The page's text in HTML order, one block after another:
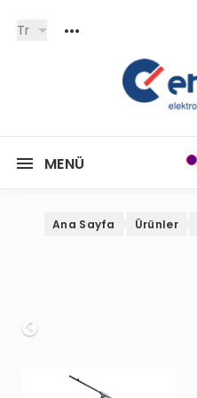
Tr
MENÜ
Onceki
Ana Sayfa Ürünler